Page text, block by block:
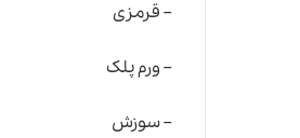
– قرمزی
– ورم پلک
– سوزش